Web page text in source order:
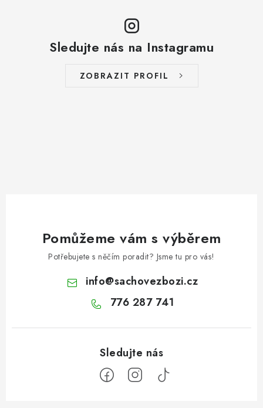
Sledujte nás na Instagramu
ZOBRAZIT PROFIL
Pomůžeme vám s výběrem
Potřebujete s něčím poradit? Jsme tu pro vás!
info@sachovezbozi.cz
776 287 741